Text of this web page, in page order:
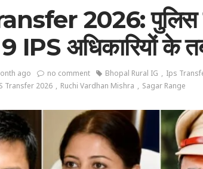
2026: पुलिस
IPS अधिकारियों के
ago no comment Bhopal Rural IG
Ips
Transfer 2026 Ruchi Vardhan Mishra Sagar Range